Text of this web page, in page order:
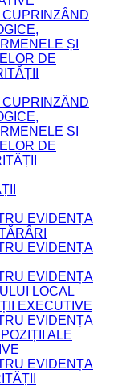
ȘI
DE
ȘI
DE
EVIDENȚA
EVIDENȚA
EVIDENȚA
LOCAL
EXECUTIVE
EVIDENȚA
ALE
EVIDENȚA